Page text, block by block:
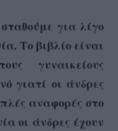
για λίγο
Το βιβλίο είναι
γυναικείους
γιατί οι άνδρες
αναφορές στο
οι άνδρες έχουν